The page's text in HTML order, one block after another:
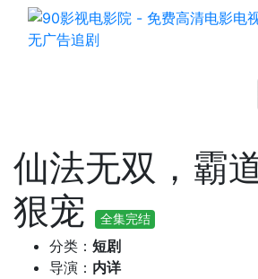
仙法无双，霸
狠宠
全集完结
分类： 短剧
导演： 内详